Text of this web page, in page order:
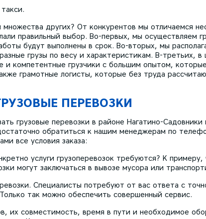
других? От конкурентов мы отличаемся
правильный выбор. Во-первых, мы осуществляем
будут выполнены в срок. Во-вторых, мы
грузы по весу и характеристикам. В-третьих, в
компетентные грузчики с большим опытом,
грамотные логисты, которые без труда
ПЕРЕВОЗКИ
грузовые перевозки в районе Нагатино-
обратиться к нашим менеджерам по
все условия заказа:
услуги грузоперевозок требуются? К примеру,
могут заключаться в вывозе мусора или
Специалисты потребуют от вас ответа с
так можно обеспечить совершенный сервис.
их совместимость, время в пути и необходимое